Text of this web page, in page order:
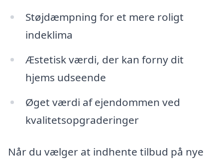
Støjdæmpning for et mere roligt
indeklima
Æstetisk værdi, der kan forny dit
hjems udseende
Øget værdi af ejendommen ved
kvalitetsopgraderinger
Når du vælger at indhente tilbud på nye